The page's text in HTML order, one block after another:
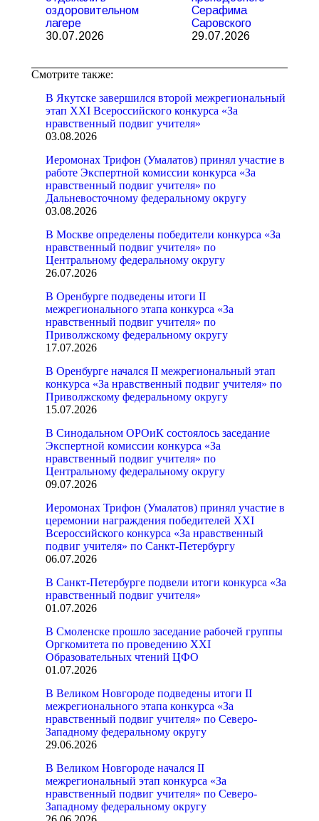
оздоровительном
лагере
30.07.2026
Серафима
Саровского
29.07.2026
Смотрите также:
В Якутске завершился второй межрегиональный
этап XXI Всероссийского конкурса «За
нравственный подвиг учителя»
03.08.2026
Иеромонах Трифон (Умалатов) принял участие в
работе Экспертной комиссии конкурса «За
нравственный подвиг учителя» по
Дальневосточному федеральному округу
03.08.2026
В Москве определены победители конкурса «За
нравственный подвиг учителя» по
Центральному федеральному округу
26.07.2026
В Оренбурге подведены итоги II
межрегионального этапа конкурса «За
нравственный подвиг учителя» по
Приволжскому федеральному округу
17.07.2026
В Оренбурге начался II межрегиональный этап
конкурса «За нравственный подвиг учителя» по
Приволжскому федеральному округу
15.07.2026
В Синодальном ОРОиК состоялось заседание
Экспертной комиссии конкурса «За
нравственный подвиг учителя» по
Центральному федеральному округу
09.07.2026
Иеромонах Трифон (Умалатов) принял участие в
церемонии награждения победителей XXI
Всероссийского конкурса «За нравственный
подвиг учителя» по Санкт-Петербургу
06.07.2026
В Санкт-Петербурге подвели итоги конкурса «За
нравственный подвиг учителя»
01.07.2026
В Смоленске прошло заседание рабочей группы
Оргкомитета по проведению XXI
Образовательных чтений ЦФО
01.07.2026
В Великом Новгороде подведены итоги II
межрегионального этапа конкурса «За
нравственный подвиг учителя» по Северо-
Западному федеральному округу
29.06.2026
В Великом Новгороде начался II
межрегиональный этап конкурса «За
нравственный подвиг учителя» по Северо-
Западному федеральному округу